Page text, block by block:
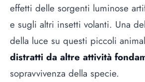
effetti delle sorgenti luminose
e sugli altri insetti volanti. Una
della luce su questi piccoli
distratti da altre attività
sopravvivenza della specie.